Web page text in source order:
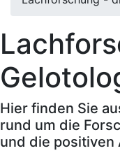
Hier finden Sie
rund um die
und die positiven